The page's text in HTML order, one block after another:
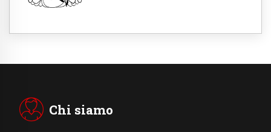
Chi siamo